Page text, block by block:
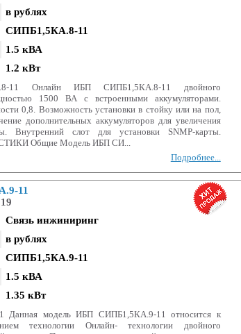
в рублях
СИПБ1,5КА.8-11
1.5 кВА
1.2 кВт
11 Онлайн ИБП СИПБ1,5КА.8-11 двойного
1500 ВА с встроенными аккумуляторами.
0,8. Возможность установки в стойку или на пол,
дополнительных аккумуляторов для увеличения
Внутренний слот для установки SNMP-карты.
Общие Модель ИБП СИ...
Подробнее...
11
Связь инжиниринг
в рублях
СИПБ1,5КА.9-11
1.5 кВА
1.35 кВт
модель ИБП СИПБ1,5КА.9-11 относится к
технологии Онлайн- технологии двойного